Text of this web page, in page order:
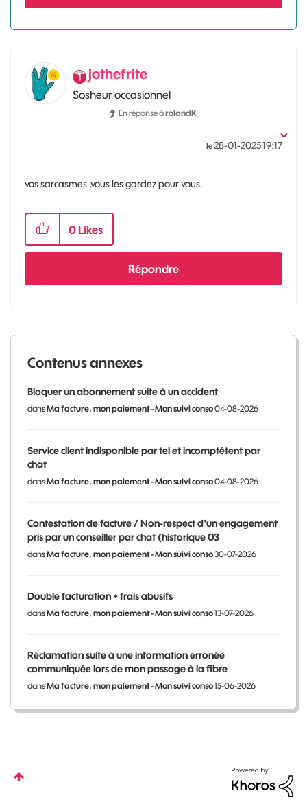
jothefrite
Sosheur occasionnel
En réponse àrolandK
le‎28-01-202519:17
vos sarcasmes ,vous les gardez pour vous.
0 Likes
Répondre
Contenus annexes
Bloquer un abonnement suite à un accident
dansMa facture, mon paiement - Mon suivi conso04-08-2026
Service client indisponible par tel et incomptétent par
chat
dansMa facture, mon paiement - Mon suivi conso04-08-2026
Contestation de facture / Non-respect d'un engagement
pris par un conseiller par chat (historique 03
dansMa facture, mon paiement - Mon suivi conso30-07-2026
Double facturation + frais abusifs
dansMa facture, mon paiement - Mon suivi conso13-07-2026
Réclamation suite à une information erronée
communiquée lors de mon passage à la fibre
dansMa facture, mon paiement - Mon suivi conso15-06-2026